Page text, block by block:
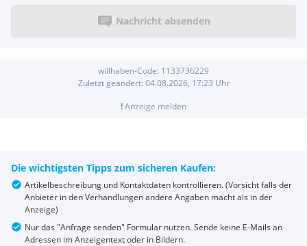
Nachricht absenden
willhaben-Code: 1133736229
Zuletzt geändert: 04.08.2026, 17:23 Uhr
!Anzeige melden
Die wichtigsten Tipps zum sicheren Kaufen:
Artikelbeschreibung und Kontaktdaten kontrollieren. (Vorsicht falls der
Anbieter in den Verhandlungen andere Angaben macht als in der
Anzeige)
Nur das "Anfrage senden" Formular nutzen. Sende keine E-Mails an
Adressen im Anzeigentext oder in Bildern.